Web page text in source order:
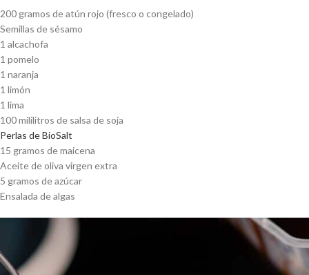
200 gramos de atún rojo (fresco o congelado)
Semillas de sésamo
1 alcachofa
1 pomelo
1 naranja
1 limón
1 lima
100 mililitros de salsa de soja
Perlas de BioSalt
15 gramos de maicena
Aceite de oliva virgen extra
5 gramos de azúcar
Ensalada de algas